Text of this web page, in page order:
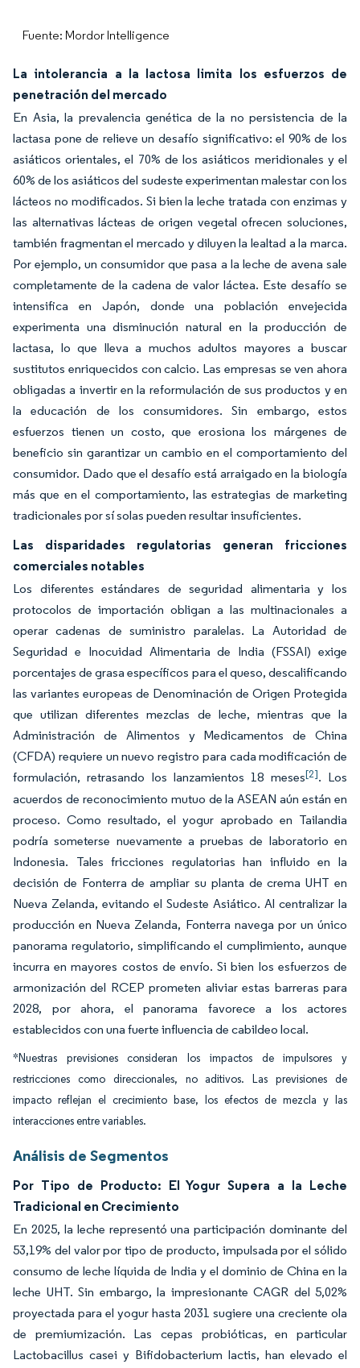
Fuente: Mordor Intelligence
La intolerancia a la lactosa limita los esfuerzos de
penetración del mercado
En Asia, la prevalencia genética de la no persistencia de la
lactasa pone de relieve un desafío significativo: el 90% de los
asiáticos orientales, el 70% de los asiáticos meridionales y el
60% de los asiáticos del sudeste experimentan malestar con los
lácteos no modificados. Si bien la leche tratada con enzimas y
las alternativas lácteas de origen vegetal ofrecen soluciones,
también fragmentan el mercado y diluyen la lealtad a la marca.
Por ejemplo, un consumidor que pasa a la leche de avena sale
completamente de la cadena de valor láctea. Este desafío se
intensifica en Japón, donde una población envejecida
experimenta una disminución natural en la producción de
lactasa, lo que lleva a muchos adultos mayores a buscar
sustitutos enriquecidos con calcio. Las empresas se ven ahora
obligadas a invertir en la reformulación de sus productos y en
la educación de los consumidores. Sin embargo, estos
esfuerzos tienen un costo, que erosiona los márgenes de
beneficio sin garantizar un cambio en el comportamiento del
consumidor. Dado que el desafío está arraigado en la biología
más que en el comportamiento, las estrategias de marketing
tradicionales por sí solas pueden resultar insuficientes.
Las disparidades regulatorias generan fricciones
comerciales notables
Los diferentes estándares de seguridad alimentaria y los
protocolos de importación obligan a las multinacionales a
operar cadenas de suministro paralelas. La Autoridad de
Seguridad e Inocuidad Alimentaria de India (FSSAI) exige
porcentajes de grasa específicos para el queso, descalificando
las variantes europeas de Denominación de Origen Protegida
que utilizan diferentes mezclas de leche, mientras que la
Administración de Alimentos y Medicamentos de China
(CFDA) requiere un nuevo registro para cada modificación de
formulación, retrasando los lanzamientos 18 meses[2]. Los
acuerdos de reconocimiento mutuo de la ASEAN aún están en
proceso. Como resultado, el yogur aprobado en Tailandia
podría someterse nuevamente a pruebas de laboratorio en
Indonesia. Tales fricciones regulatorias han influido en la
decisión de Fonterra de ampliar su planta de crema UHT en
Nueva Zelanda, evitando el Sudeste Asiático. Al centralizar la
producción en Nueva Zelanda, Fonterra navega por un único
panorama regulatorio, simplificando el cumplimiento, aunque
incurra en mayores costos de envío. Si bien los esfuerzos de
armonización del RCEP prometen aliviar estas barreras para
2028, por ahora, el panorama favorece a los actores
establecidos con una fuerte influencia de cabildeo local.
*Nuestras previsiones consideran los impactos de impulsores y
restricciones como direccionales, no aditivos. Las previsiones de
impacto reflejan el crecimiento base, los efectos de mezcla y las
interacciones entre variables.
Análisis de Segmentos
Por Tipo de Producto: El Yogur Supera a la Leche
Tradicional en Crecimiento
En 2025, la leche representó una participación dominante del
53,19% del valor por tipo de producto, impulsada por el sólido
consumo de leche líquida de India y el dominio de China en la
leche UHT. Sin embargo, la impresionante CAGR del 5,02%
proyectada para el yogur hasta 2031 sugiere una creciente ola
de premiumización. Las cepas probióticas, en particular
Lactobacillus casei y Bifidobacterium lactis, han elevado el